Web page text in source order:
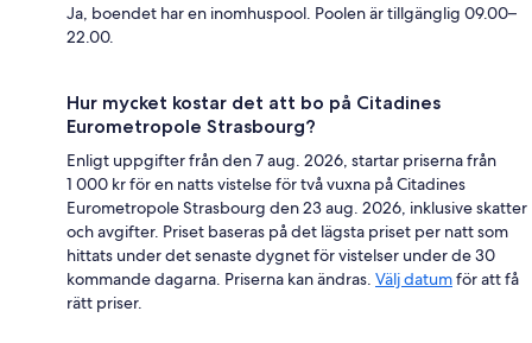
Ja, boendet har en inomhuspool. Poolen är tillgänglig 09.00–
22.00.
Hur mycket kostar det att bo på Citadines
Eurometropole Strasbourg?
Enligt uppgifter från den 7 aug. 2026, startar priserna från
1 000 kr för en natts vistelse för två vuxna på Citadines
Eurometropole Strasbourg den 23 aug. 2026, inklusive skatter
och avgifter. Priset baseras på det lägsta priset per natt som
hittats under det senaste dygnet för vistelser under de 30
kommande dagarna. Priserna kan ändras. Välj datumför att få
rätt priser.